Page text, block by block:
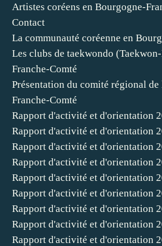
Artistes coréens en Bourgogne-
Contact
La communauté coréenne en
Les clubs de taekwondo
Franche-Comté
Présentation du comité régional
Franche-Comté
Rapport d'activité et d'orientation
Rapport d'activité et d'orientation
Rapport d'activité et d'orientation
Rapport d'activité et d'orientation
Rapport d'activité et d'orientation
Rapport d'activité et d'orientation
Rapport d'activité et d'orientation
Rapport d'activité et d'orientation
Rapport d'activité et d'orientation